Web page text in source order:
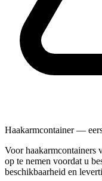
Haakarmcontainer —
Voor haakarmcontainers
op te nemen voordat u
beschikbaarheid en